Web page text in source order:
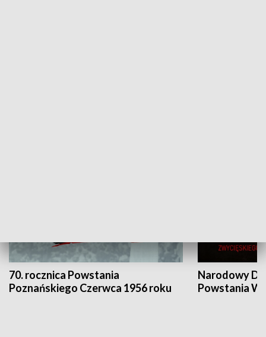
70. rocznica Powstania
Poznańskiego Czerwca 1956 roku
Narodowy
Powstania